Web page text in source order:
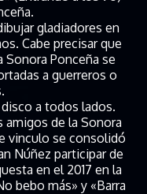
gladiadores en
Cabe precisar que
Sonora Ponceña se
a guerreros o
disco a todos lados.
amigos de la Sonora
vinculo se consolidó
Núñez participar de
en el 2017 en la
bebo más» y «Barra